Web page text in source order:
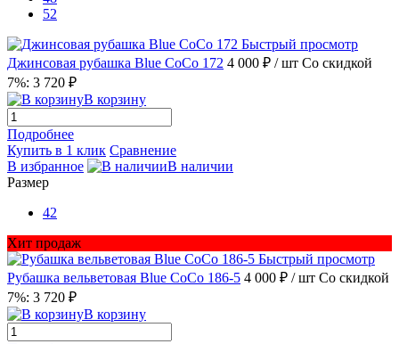
52
Быстрый просмотр
Джинсовая рубашка Blue CoCo 172 4 000 ₽ / шт Со скидкой
7%: 3 720 ₽
В корзину
Подробнее
Купить в 1 клик Сравнение
В избранное
В наличии
Размер
42
Хит продаж
Быстрый просмотр
Рубашка вельветовая Blue CoCo 186-5 4 000 ₽ / шт Со скидкой
7%: 3 720 ₽
В корзину